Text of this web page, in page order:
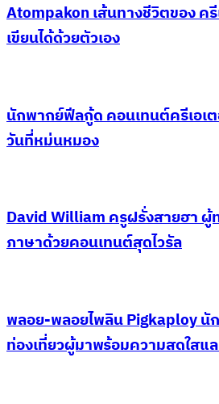
Atompakon เส้นทางชีวิตของ ค
เขียนได้ด้วยตัวเอง
นักพากย์ฟีลกู้ด คอนเทนต์ครีเอเ
วันที่หม่นหมอง
David William ครูฝรั่งสายฮา ผู้
ภาษาด้วยคอนเทนต์สุดไวรัล
พลอย-พลอยไพลิน Pigkaploy นั
ท่องเที่ยวผู้มาพร้อมความสดใสแ